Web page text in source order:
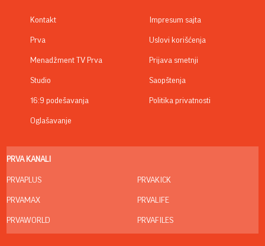
Kontakt
Prva
Menadžment TV Prva
Studio
16:9 podešavanja
Oglašavanje
Impresum sajta
Uslovi korišćenja
Prijava smetnji
Saopštenja
Politika privatnosti
PRVA KANALI
PRVAPLUS
PRVAMAX
PRVAWORLD
PRVAKICK
PRVALIFE
PRVAFILES